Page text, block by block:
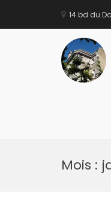
contenu
14 bd du
Mois :